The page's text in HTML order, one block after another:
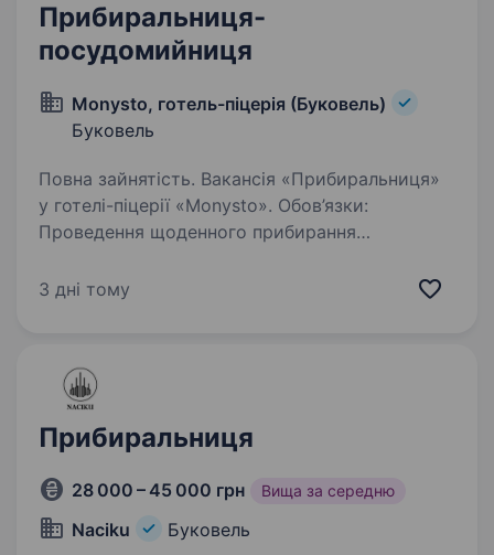
Прибиральниця-
посудомийниця
Monysto, готель-піцерія (Буковель)
Буковель
Повна зайнятість. Вакансія «Прибиральниця»
у готелі-піцерії «Monysto». Обов’язки:
Проведення щоденного прибирання
чистоти та порядку у приміщеннях
3 дні тому
Прибиральниця
28 000 – 45 000 грн Вища за середню
Naciku Буковель